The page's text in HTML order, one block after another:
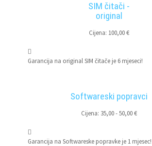
SIM čitači -
original
Cijena: 100,00 €
Garancija na original SIM čitače je 6 mjeseci!
Softwareski popravci
Cijena: 35,00 - 50,00 €
Garancija na Softwareske popravke je 1 mjesec!